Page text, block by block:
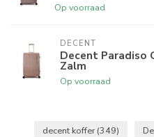
Op voorraad
DECENT
Decent Paradiso
Zalm
Op voorraad
decent koffer (349)